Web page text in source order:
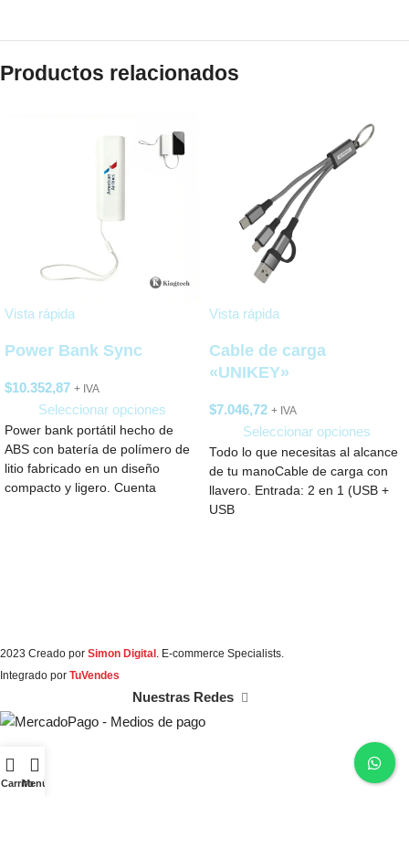
Productos relacionados
Vista rápida
Power Bank Sync
$10.352,87 + IVA
Seleccionar opciones
Power bank portátil hecho de
ABS con batería de polímero de
litio fabricado en un diseño
compacto y ligero. Cuenta
Vista rápida
Cable de carga
«UNIKEY»
$7.046,72 + IVA
Seleccionar opciones
Todo lo que necesitas al alcance
de tu manoCable de carga con
llavero. Entrada: 2 en 1 (USB +
USB
2023 Creado por Simon Digital. E-commerce Specialists.
Integrado por TuVendes
Nuestras Redes
CarritoMenú